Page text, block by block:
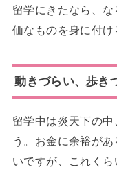
留学にきたなら、
価なものを身に付け
動きづらい、歩き
留学中は炎天下の
う。お金に余裕が
いですが、これく